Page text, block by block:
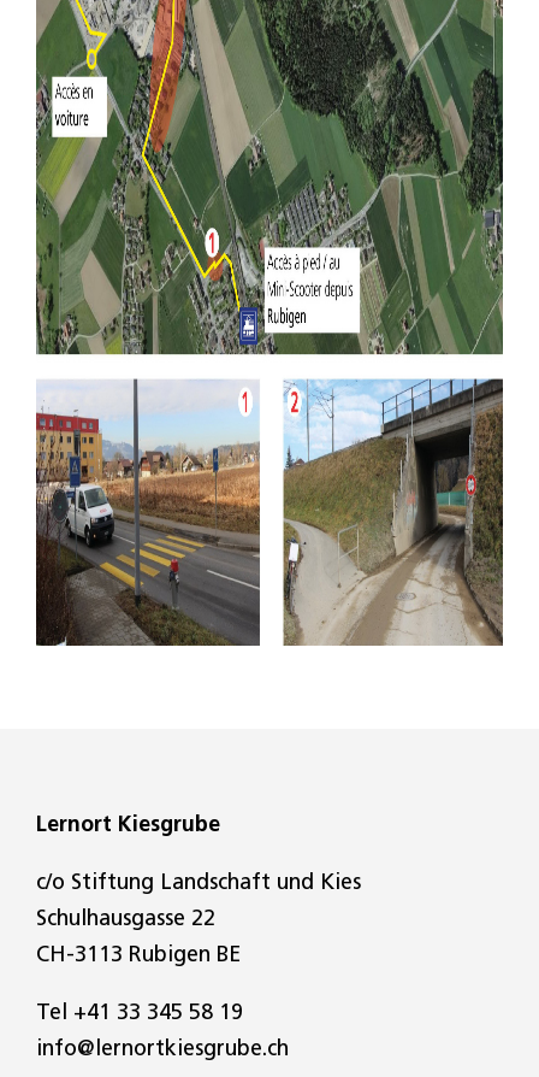
Lernort Kiesgrube
c/o Stiftung Landschaft und Kies
Schulhausgasse 22
CH-3113 Rubigen BE
Tel +41 33 345 58 19
info@lernortkiesgrube.ch